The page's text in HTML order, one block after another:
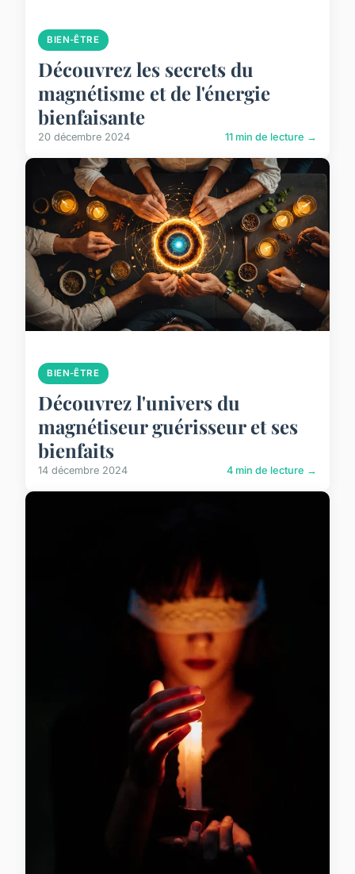
BIEN-ÊTRE
Découvrez les secrets du
magnétisme et de l'énergie
bienfaisante
20 décembre 2024 11 min de lecture →
BIEN-ÊTRE
Découvrez l'univers du
magnétiseur guérisseur et ses
bienfaits
14 décembre 2024 4 min de lecture →